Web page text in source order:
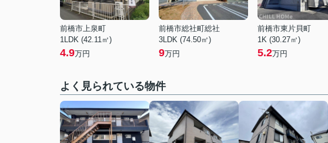
前橋市上泉町
1LDK (42.11㎡)
4.9万円
前橋市総社町総社
3LDK (74.50㎡)
9万円
前橋市東片貝町
1K (30.27㎡)
5.2万円
よく見られている物件